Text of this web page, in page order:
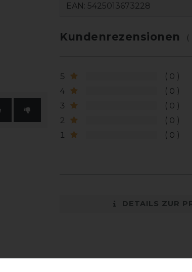
EAN: 5425013673228
Kundenrezensionen
5
0
4
0
3
0
2
0
1
0
DETAILS ZUR